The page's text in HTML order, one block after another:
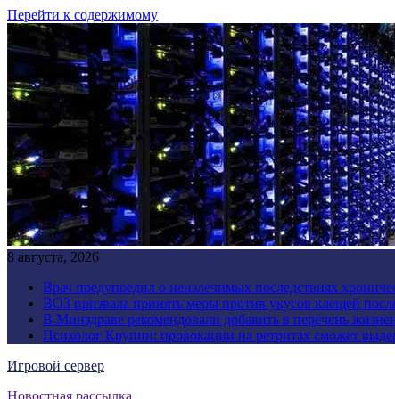
Перейти к содержимому
8 августа, 2026
Врач предупредил о неизлечимых последствиях
ВОЗ призвала принять меры против укусов клещей
В Минздраве рекомендовали добавить в перечень
Психолог Крупин: провокации на ретритах сможет
Игровой сервер
Новостная рассылка